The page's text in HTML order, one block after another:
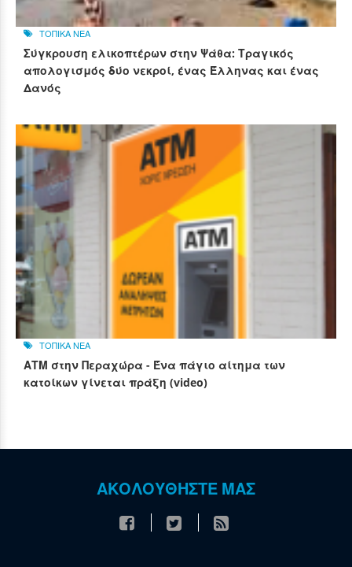
ΤΟΠΙΚΑ ΝΕΑ
Σύγκρουση ελικοπτέρων στην Ψάθα: Τραγικός
απολογισμός δύο νεκροί, ένας Έλληνας και ένας
Δανός
ΤΟΠΙΚΑ ΝΕΑ
ΑΤΜ στην Περαχώρα - Ένα πάγιο αίτημα των
κατοίκων γίνεται πράξη (video)
ΑΚΟΛΟΥΘΗΣΤΕ ΜΑΣ